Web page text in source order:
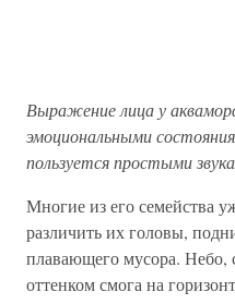
Выражение лица у
эмоциональными
пользуется простыми
Многие из его семейства
различить их головы,
плавающего мусора. Небо,
оттенком смога на